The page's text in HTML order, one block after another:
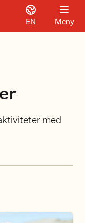
EN Meny
med